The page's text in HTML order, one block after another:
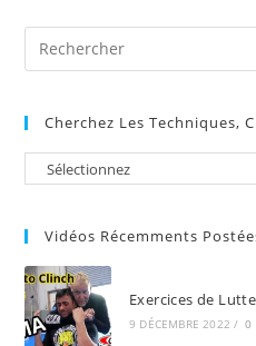
Cherchez Les Techniques,
Vidéos Récemments
Exercices de
9 DÉCEMBRE 2022 / 0